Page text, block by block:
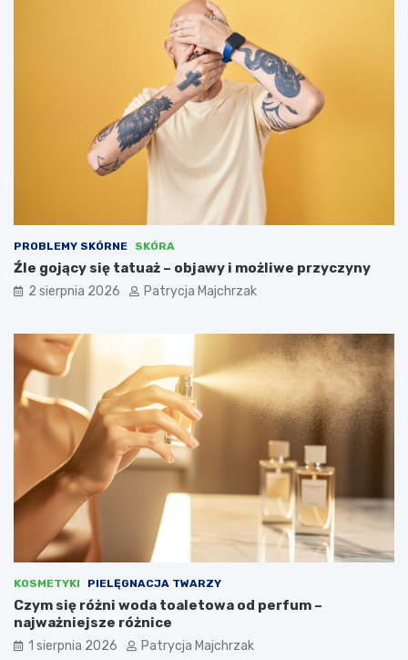
PROBLEMY SKÓRNE SKÓRA
Źle gojący się tatuaż – objawy i możliwe przyczyny
2 sierpnia 2026 Patrycja Majchrzak
KOSMETYKI PIELĘGNACJA TWARZY
Czym się różni woda toaletowa od perfum –
najważniejsze różnice
1 sierpnia 2026 Patrycja Majchrzak